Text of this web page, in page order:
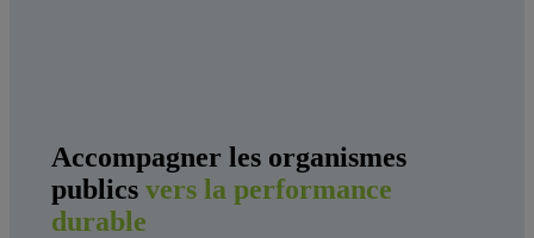
Accompagner les organismes
publics vers la performance
durable